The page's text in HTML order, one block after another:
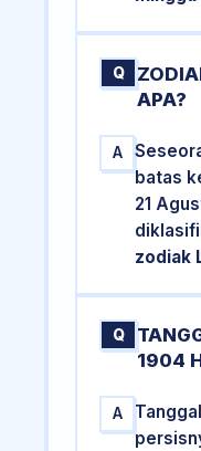
Q
APA?
A
batas
21
zodiak
Q
1904
A